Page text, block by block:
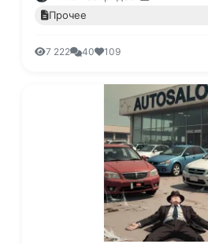
все! - Писал мне воз…
Прочее
7 222 40 109